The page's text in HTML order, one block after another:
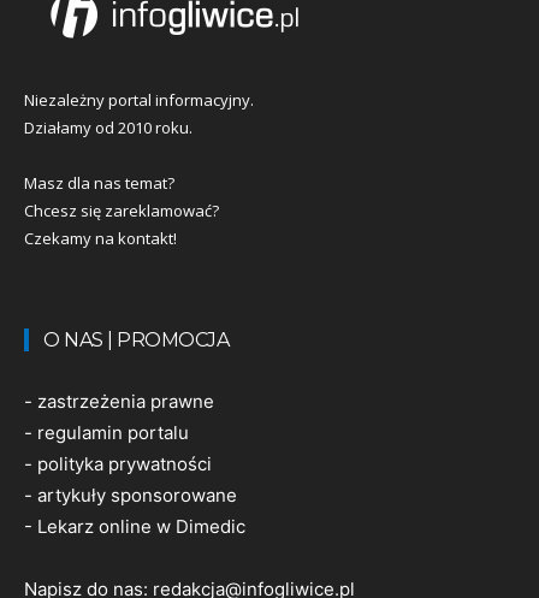
Niezależny portal informacyjny.
Działamy od 2010 roku.
Masz dla nas temat?
Chcesz się zareklamować?
Czekamy na kontakt!
O NAS | PROMOCJA
- zastrzeżenia prawne
- regulamin portalu
- polityka prywatności
- artykuły sponsorowane
- Lekarz online w Dimedic
Napisz do nas: redakcja@infogliwice.pl